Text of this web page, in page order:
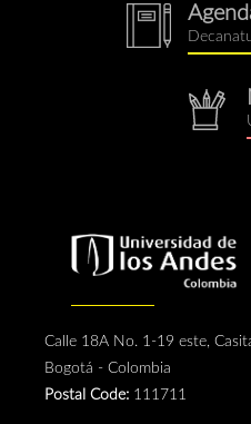
Calle 18A No. 1-19 este,
Bogotá - Colombia
Postal Code: 111711